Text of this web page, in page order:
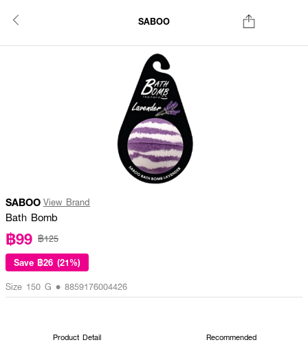
SABOO
SABOO View Brand
Bath Bomb
฿99 ฿125
Save ฿26 (21%)
Size 150 G • 8859176004426
Product Detail Recommended